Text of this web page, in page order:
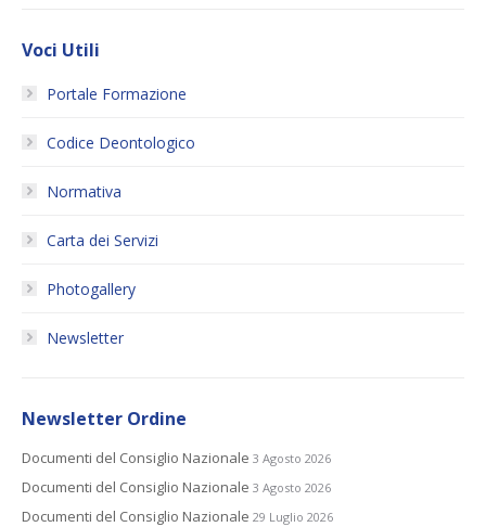
Voci Utili
Portale Formazione
Codice Deontologico
Normativa
Carta dei Servizi
Photogallery
Newsletter
Newsletter Ordine
Documenti del Consiglio Nazionale 3 Agosto 2026
Documenti del Consiglio Nazionale 3 Agosto 2026
Documenti del Consiglio Nazionale 29 Luglio 2026